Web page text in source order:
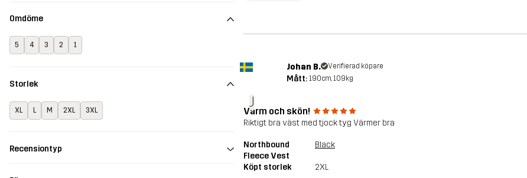
Omdöme
5 4 3 2 1
Storlek
XL L M 2XL 3XL
Recensiontyp
J
Johan B. Verifierad köpare
Mått: 190cm, 109kg
Varm och skön!
Riktigt bra väst med tjock tyg Värmer bra
Northbound
Fleece Vest
Black
Köpt storlek 2XL